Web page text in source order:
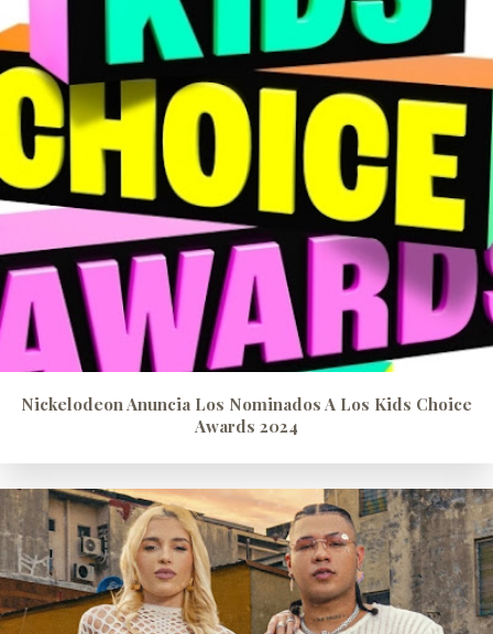
Nickelodeon Anuncia Los Nominados A Los Kids Choice
Awards 2024